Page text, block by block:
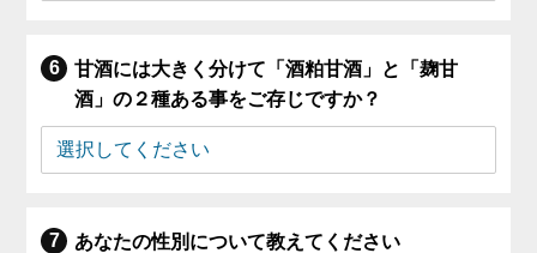
甘酒には大きく分けて「酒粕甘酒」と「麹甘
酒」の２種ある事をご存じですか？
あなたの性別について教えてください